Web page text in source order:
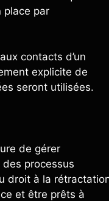
place par
contacts d’un
explicite de
seront utilisées.
de gérer
processus
droit à la
et être prêts à